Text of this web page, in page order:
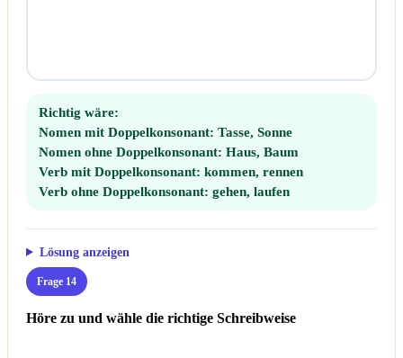
Richtig wäre:
Nomen mit Doppelkonsonant: Tasse, Sonne
Nomen ohne Doppelkonsonant: Haus, Baum
Verb mit Doppelkonsonant: kommen, rennen
Verb ohne Doppelkonsonant: gehen, laufen
Lösung anzeigen
Frage 14
Höre zu und wähle die richtige Schreibweise